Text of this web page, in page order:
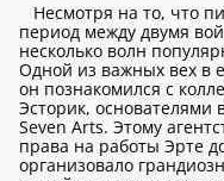
Несмотря на то, что
период между двумя
несколько волн
Одной из важных вех в
он познакомился с
Эсторик, основателями
Seven Arts. Этому
права на работы Эрте
организовало